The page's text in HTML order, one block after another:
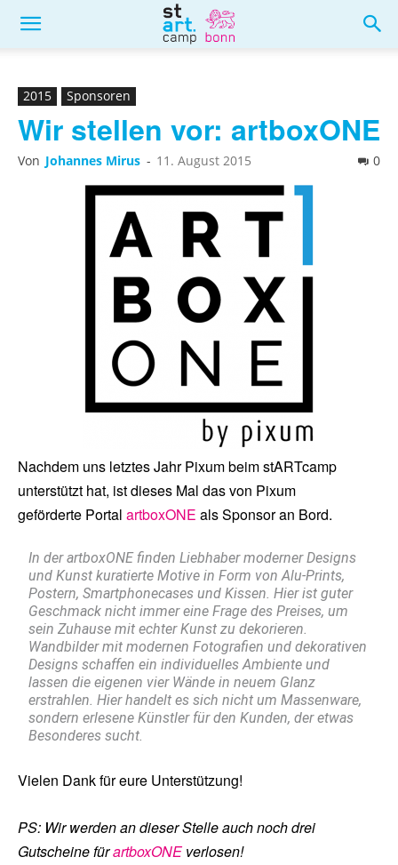
2015 Sponsoren
Wir stellen vor: artboxONE
Von Johannes Mirus - 11. August 2015 0
Nachdem uns letztes Jahr Pixum beim stARTcamp
unterstützt hat, ist dieses Mal das von Pixum
geförderte Portal artboxONE als Sponsor an Bord.
In der artboxONE finden Liebhaber moderner Designs
und Kunst kuratierte Motive in Form von Alu-Prints,
Postern, Smartphonecases und Kissen. Hier ist guter
Geschmack nicht immer eine Frage des Preises, um
sein Zuhause mit echter Kunst zu dekorieren.
Wandbilder mit modernen Fotografien und dekorativen
Designs schaffen ein individuelles Ambiente und
lassen die eigenen vier Wände in neuem Glanz
erstrahlen. Hier handelt es sich nicht um Massenware,
sondern erlesene Künstler für den Kunden, der etwas
Besonderes sucht.
Vielen Dank für eure Unterstützung!
PS: Wir werden an dieser Stelle auch noch drei
Gutscheine fürartboxONEverlosen!